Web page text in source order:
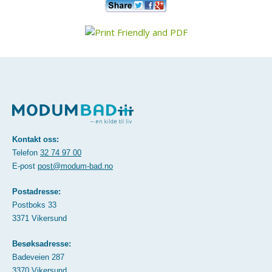
Kontakt oss:
Telefon 32 74 97 00
E-post post@modum-bad.no
Postadresse:
Postboks 33
3371 Vikersund
Besøksadresse:
Badeveien 287